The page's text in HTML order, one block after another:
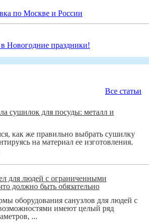
по Москве и России
Новогодние праздники!
Все статьи
сушилок для посуды: металл и
как же правильно выбрать сушилку
на материал ее изготовления.
для людей с ограниченными
должно быть обязательно
оборудования санузлов для людей с
имеют целый ряд
...